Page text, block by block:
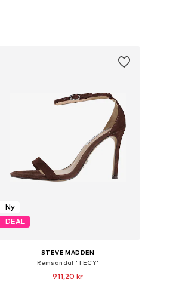
Ny
DEAL
STEVE MADDEN
Remsandal 'TECY'
911,20 kr